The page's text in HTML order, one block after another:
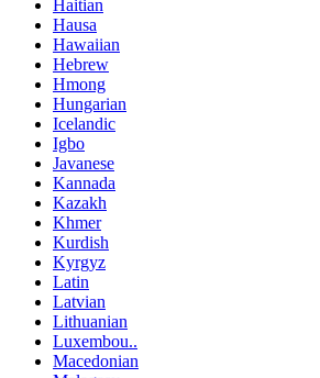
Haitian
Hausa
Hawaiian
Hebrew
Hmong
Hungarian
Icelandic
Igbo
Javanese
Kannada
Kazakh
Khmer
Kurdish
Kyrgyz
Latin
Latvian
Lithuanian
Luxembou..
Macedonian